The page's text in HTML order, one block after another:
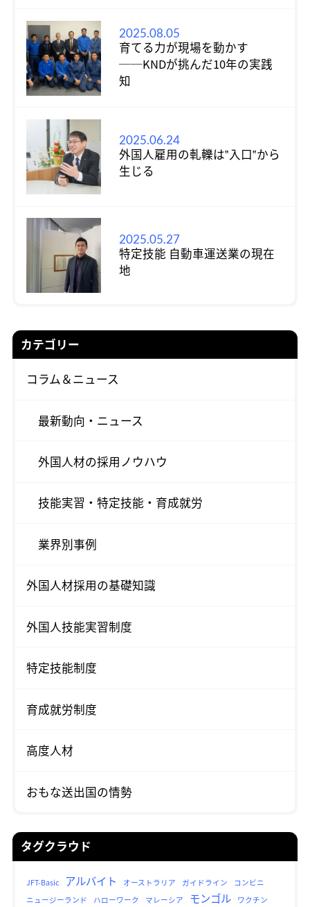
2025.08.05
育てる力が現場を動かす
──KNDが挑んだ10年の実践
知
2025.06.24
外国人雇用の軋轢は‟入口‟から
生じる
2025.05.27
特定技能 自動車運送業の現在
地
カテゴリー
コラム＆ニュース
最新動向・ニュース
外国人材の採用ノウハウ
技能実習・特定技能・育成就労
業界別事例
外国人材採用の基礎知識
外国人技能実習制度
特定技能制度
育成就労制度
高度人材
おもな送出国の情勢
タグクラウド
JFT-Basic アルバイト オーストラリア ガイドライン
コンビニ
ニュージーランド
ハローワーク マレーシア モンゴル
ワクチン